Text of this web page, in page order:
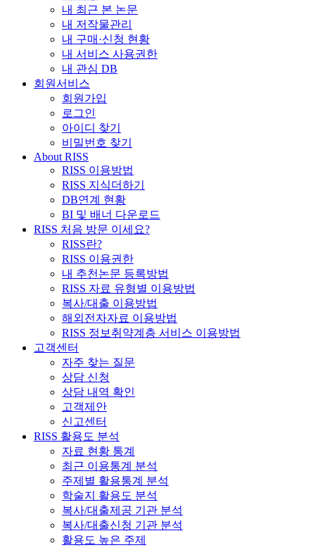
내 최근 본 논문
내 저작물관리
내 구매·신청 현황
내 서비스 사용권한
내 관심 DB
회원서비스
회원가입
로그인
아이디 찾기
비밀번호 찾기
About RISS
RISS 이용방법
RISS 지식더하기
DB연계 현황
BI 및 배너 다운로드
RISS 처음 방문 이세요?
RISS란?
RISS 이용권한
내 추천논문 등록방법
RISS 자료 유형별 이용방법
복사/대출 이용방법
해외전자자료 이용방법
RISS 정보취약계층 서비스 이용방법
고객센터
자주 찾는 질문
상담 신청
상담 내역 확인
고객제안
신고센터
RISS 활용도 분석
자료 현황 통계
최근 이용통계 분석
주제별 활용통계 분석
학술지 활용도 분석
복사/대출제공 기관 분석
복사/대출신청 기관 분석
활용도 높은 주제